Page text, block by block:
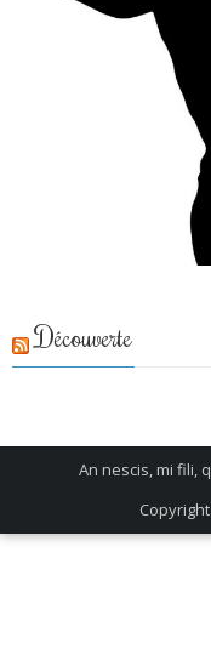
Découverte
An nescis, mi fili,